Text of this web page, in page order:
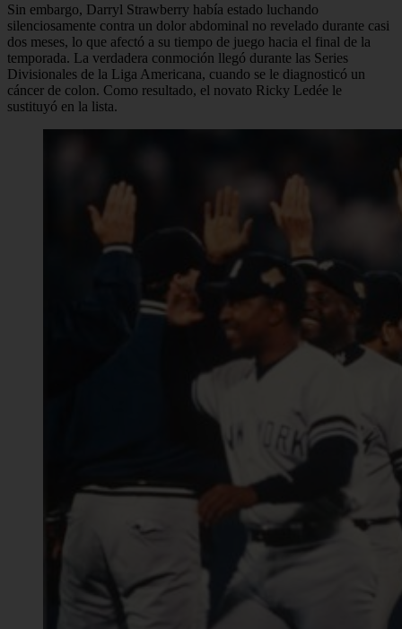
Sin embargo, Darryl Strawberry había estado luchando
silenciosamente contra un dolor abdominal no revelado durante casi
dos meses, lo que afectó a su tiempo de juego hacia el final de la
temporada. La verdadera conmoción llegó durante las Series
Divisionales de la Liga Americana, cuando se le diagnosticó un
cáncer de colon. Como resultado, el novato Ricky Ledée le
sustituyó en la lista.